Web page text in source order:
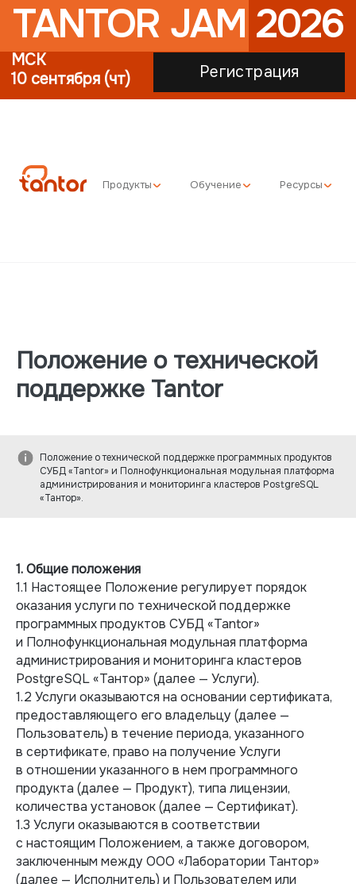
Регистрация
TANTOR JAM 2026
10 сентября (чт)
Продукты Обучение Ресурсы
Положение о технической
поддержке Tantor
Положение о технической поддержке программных продуктов
СУБД «Tantor» и Полнофункциональная модульная платформа
администрирования и мониторинга кластеров PostgreSQL
«Тантор».
1. Общие положения
1.1 Настоящее Положение регулирует порядок
оказания услуги по технической поддержке
программных продуктов СУБД «Tantor»
и Полнофункциональная модульная платформа
администрирования и мониторинга кластеров
PostgreSQL «Тантор» (далее — Услуги).
1.2 Услуги оказываются на основании сертификата,
предоставляющего его владельцу (далее —
Пользователь) в течение периода, указанного
в сертификате, право на получение Услуги
в отношении указанного в нем программного
продукта (далее — Продукт), типа лицензии,
количества установок (далее — Сертификат).
1.3 Услуги оказываются в соответствии
с настоящим Положением, а также договором,
заключенным между ООО «Лаборатории Тантор»
(далее — Исполнитель) и Пользователем или